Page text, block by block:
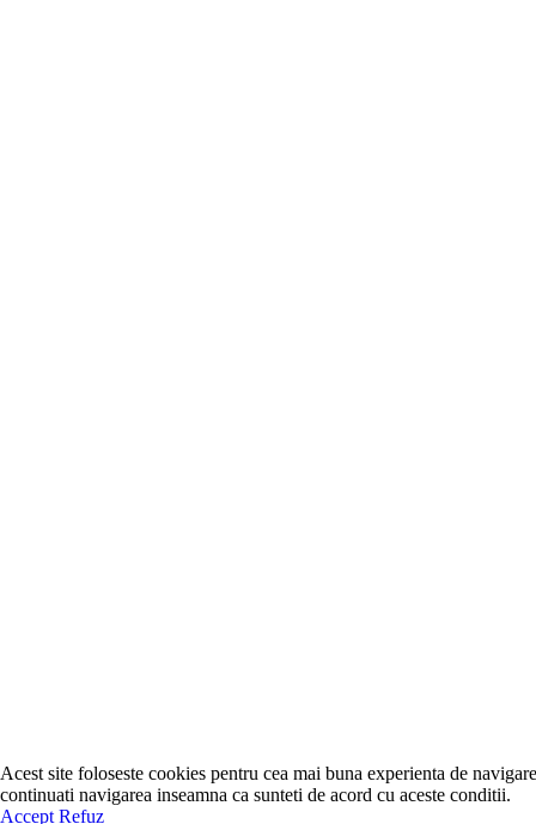
Acest site foloseste cookies pentru cea mai buna experienta de
continuati navigarea inseamna ca sunteti de acord cu aceste conditii.
Accept Refuz